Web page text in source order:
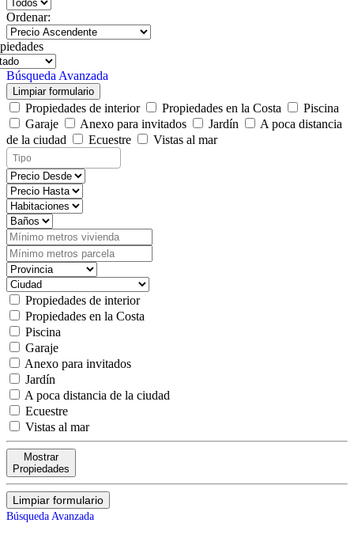
Ordenar:
Búsqueda Avanzada
Limpiar formulario
Propiedades de interior Propiedades en la Costa
Piscina
Garaje
Anexo para invitados Jardín
A poca distancia
de la ciudad
Ecuestre Vistas al mar
Propiedades de interior
Propiedades en la Costa
Piscina
Garaje
Anexo para invitados
Jardín
A poca distancia de la ciudad
Ecuestre
Vistas al mar
Mostrar
Propiedades
Limpiar formulario
Búsqueda Avanzada